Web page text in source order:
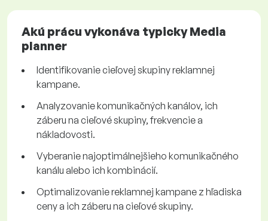
Akú prácu vykonáva typicky Media
planner
Identifikovanie cieľovej skupiny reklamnej
kampane.
Analyzovanie komunikačných kanálov, ich
záberu na cieľové skupiny, frekvencie a
nákladovosti.
Vyberanie najoptimálnejšieho komunikačného
kanálu alebo ich kombinácií.
Optimalizovanie reklamnej kampane z hľadiska
ceny a ich záberu na cieľové skupiny.